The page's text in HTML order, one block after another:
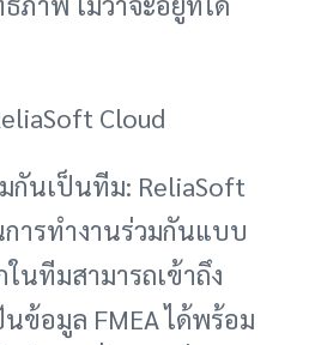
Cloud
กันเป็นทีม: ReliaSoft
ารทำงานร่วมกันแบบ
นทีมสามารถเข้าถึง
ข้อมูล FMEA ได้พร้อม